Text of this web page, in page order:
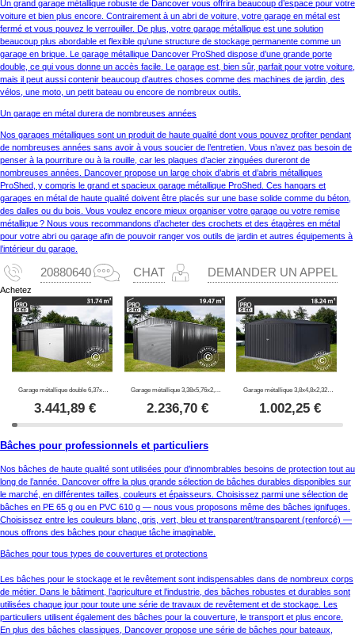
Un grand garage métallique robuste de Dancover vous offrira beaucoup d’espace pour votre
voiture et bien plus encore. Contrairement à un abri de voiture, votre garage en métal est
fermé et vous pouvez le verrouiller. De plus, votre garage métallique est une solution
beaucoup plus abordable et flexible qu’une structure de stockage permanente comme un
garage en brique. Le garage métallique Dancover ProShed dispose d’une grande porte
double, ce qui vous donne un accès facile. Le garage est, bien sûr, parfait pour votre voiture,
mais il peut aussi contenir beaucoup d’autres choses comme des machines de jardin, des
vélos, une moto, un petit bateau ou encore de nombreux outils.
Un garage en métal durera de nombreuses années
Nos garages métalliques sont un produit de haute qualité dont vous pouvez profiter pendant
de nombreuses années sans avoir à vous soucier de l’entretien. Vous n’avez pas besoin de
penser à la pourriture ou à la rouille, car les plaques d’acier zinguées dureront de
nombreuses années. Dancover propose un large choix d’abris et d’abris métalliques
ProShed, y compris le grand et spacieux garage métallique ProShed. Ces hangars et
garages en métal de haute qualité doivent être placés sur une base solide comme du béton,
des dalles ou du bois. Vous voulez encore mieux organiser votre garage ou votre remise
métallique ? Nous vous recommandons d’acheter des crochets et des étagères en métal
pour votre abri ou garage afin de pouvoir ranger vos outils de jardin et autres équipements à
l’intérieur du garage.
20880640 CHAT DEMANDER UN APPEL
Achetez
3.441,89 € 2.236,70€
Garage métallique 3,8x4,8x2,32m, 18,24m², ProShed®, Anthracite
1.002,25€
Bâches pour professionnels et particuliers
Nos bâches de haute qualité sont utilisées pour d’innombrables besoins de protection tout au
long de l’année. Dancover offre la plus grande sélection de bâches durables disponibles sur
le marché, en différentes tailles, couleurs et épaisseurs. Choisissez parmi une sélection de
bâches en PE 65 g ou en PVC 610 g — nous vous proposons même des bâches ignifuges.
Choisissez entre les couleurs blanc, gris, vert, bleu et transparent/transparent (renforcé) —
nous offrons des bâches pour chaque tâche imaginable.
Bâches pour tous types de couvertures et protections
Les bâches pour le stockage et le revêtement sont indispensables dans de nombreux corps
de métier. Dans le bâtiment, l’agriculture et l’industrie, des bâches robustes et durables sont
utilisées chaque jour pour toute une série de travaux de revêtement et de stockage. Les
particuliers utilisent également des bâches pour la couverture, le transport et plus encore.
En plus des bâches classiques, Dancover propose une série de bâches pour bateaux,